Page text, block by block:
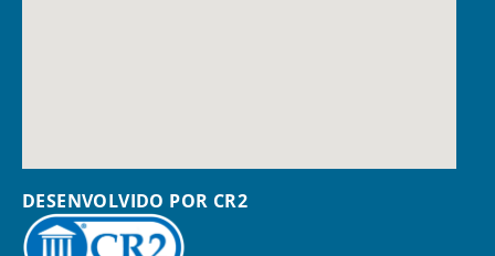
DESENVOLVIDO POR CR2